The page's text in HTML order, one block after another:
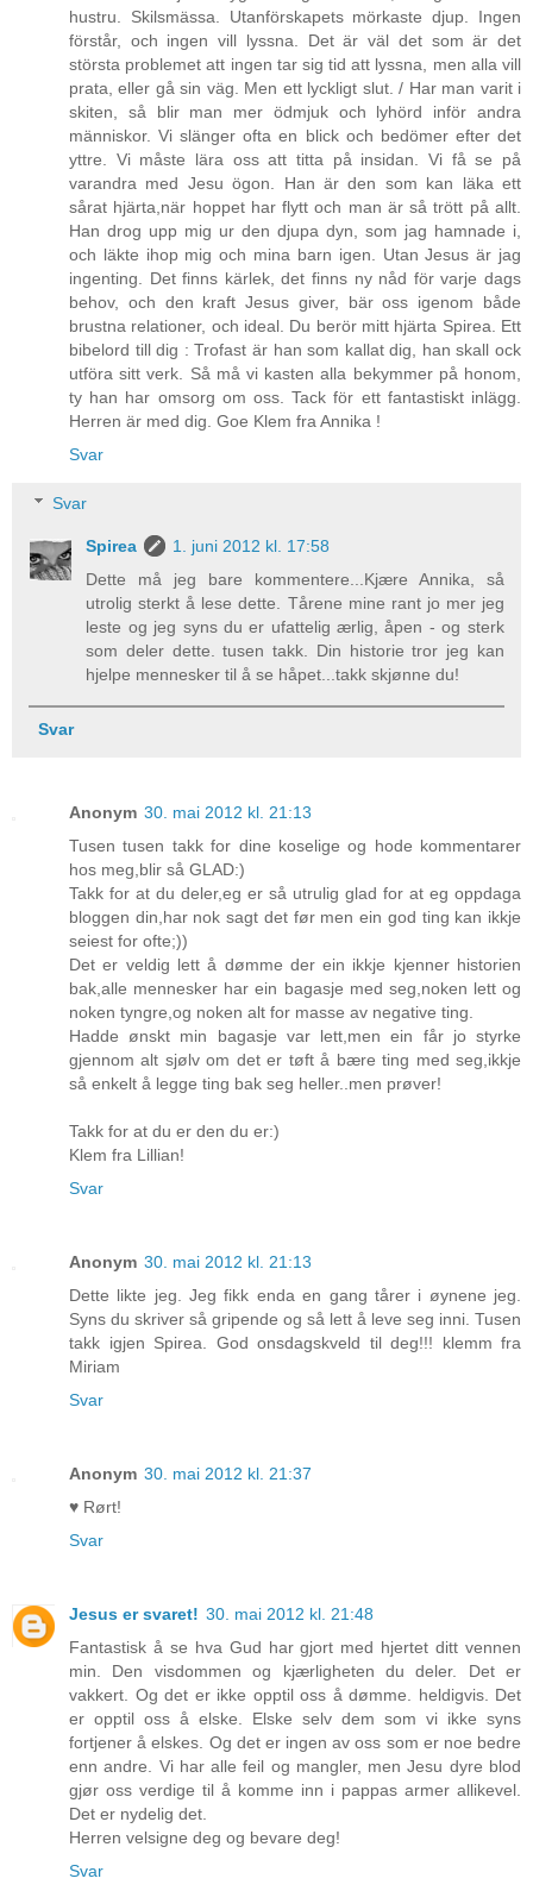
hustru. Skilsmässa. Utanförskapets mörkaste djup. Ingen
förstår, och ingen vill lyssna. Det är väl det som är det
största problemet att ingen tar sig tid att lyssna, men alla vill
prata, eller gå sin väg. Men ett lyckligt slut. / Har man varit i
skiten, så blir man mer ödmjuk och lyhörd inför andra
människor. Vi slänger ofta en blick och bedömer efter det
yttre. Vi måste lära oss att titta på insidan. Vi få se på
varandra med Jesu ögon. Han är den som kan läka ett
sårat hjärta,när hoppet har flytt och man är så trött på allt.
Han drog upp mig ur den djupa dyn, som jag hamnade i,
och läkte ihop mig och mina barn igen. Utan Jesus är jag
ingenting. Det finns kärlek, det finns ny nåd för varje dags
behov, och den kraft Jesus giver, bär oss igenom både
brustna relationer, och ideal. Du berör mitt hjärta Spirea. Ett
bibelord till dig : Trofast är han som kallat dig, han skall ock
utföra sitt verk. Så må vi kasten alla bekymmer på honom,
ty han har omsorg om oss. Tack för ett fantastiskt inlägg.
Herren är med dig. Goe Klem fra Annika !
Svar
Svar
Spirea
1. juni 2012 kl. 17:58
Dette må jeg bare kommentere...Kjære Annika, så
utrolig sterkt å lese dette. Tårene mine rant jo mer jeg
leste og jeg syns du er ufattelig ærlig, åpen - og sterk
som deler dette. tusen takk. Din historie tror jeg kan
hjelpe mennesker til å se håpet...takk skjønne du!
Svar
Anonym 30. mai 2012 kl. 21:13
Tusen tusen takk for dine koselige og hode kommentarer
hos meg,blir så GLAD:)
Takk for at du deler,eg er så utrulig glad for at eg oppdaga
bloggen din,har nok sagt det før men ein god ting kan ikkje
seiest for ofte;))
Det er veldig lett å dømme der ein ikkje kjenner historien
bak,alle mennesker har ein bagasje med seg,noken lett og
noken tyngre,og noken alt for masse av negative ting.
Hadde ønskt min bagasje var lett,men ein får jo styrke
gjennom alt sjølv om det er tøft å bære ting med seg,ikkje
så enkelt å legge ting bak seg heller..men prøver!
Takk for at du er den du er:)
Klem fra Lillian!
Svar
Anonym 30. mai 2012 kl. 21:13
Dette likte jeg. Jeg fikk enda en gang tårer i øynene jeg.
Syns du skriver så gripende og så lett å leve seg inni. Tusen
takk igjen Spirea. God onsdagskveld til deg!!! klemm fra
Miriam
Svar
Anonym 30. mai 2012 kl. 21:37
♥ Rørt!
Svar
Jesus er svaret! 30. mai 2012 kl. 21:48
Fantastisk å se hva Gud har gjort med hjertet ditt vennen
min. Den visdommen og kjærligheten du deler. Det er
vakkert. Og det er ikke opptil oss å dømme. heldigvis. Det
er opptil oss å elske. Elske selv dem som vi ikke syns
fortjener å elskes. Og det er ingen av oss som er noe bedre
enn andre. Vi har alle feil og mangler, men Jesu dyre blod
gjør oss verdige til å komme inn i pappas armer allikevel.
Det er nydelig det.
Herren velsigne deg og bevare deg!
Svar